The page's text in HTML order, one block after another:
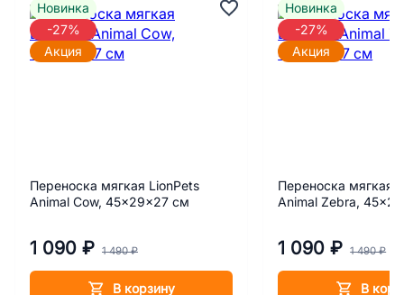
Переноска мягкая LionPets
Animal Cow, 45x29x27 см
1 090 ₽ 1 490 ₽
В корзину
Новинка
-27%
Акция
Переноска мягкая
Animal Zebra,
1 090 ₽ 1 490 ₽
В
Новинка
-27%
Акция